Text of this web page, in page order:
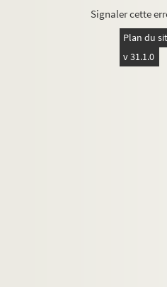
Signaler cette
Plan du
v 31.1.0